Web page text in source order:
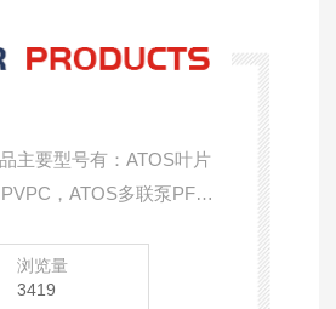
主要型号有：ATOS叶片
，ATOS多联泵PFED
、QV-20、AQF
浏览量
3419